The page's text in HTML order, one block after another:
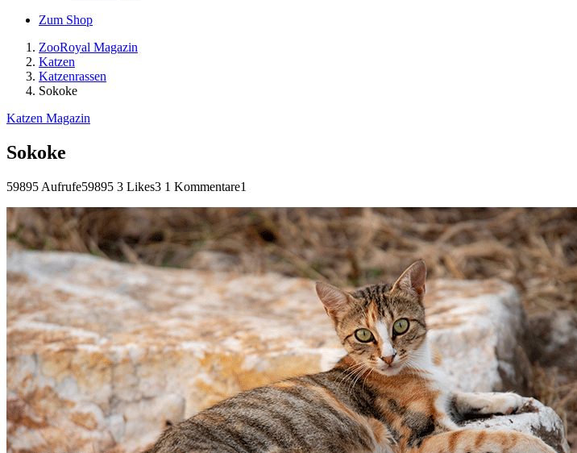
Zum Shop
ZooRoyal Magazin
Katzen
Katzenrassen
Sokoke
Katzen Magazin
Sokoke
59895 Aufrufe59895 3 Likes3 1 Kommentare1